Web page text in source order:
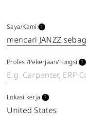
Saya/​Kami: ?
Profesi/​Pekerjaan/​Fungsi: ?
Lokasi kerja: ?